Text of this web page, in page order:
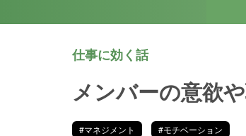
仕事に効く話
メンバーの意欲
#マネジメント #モチベーション